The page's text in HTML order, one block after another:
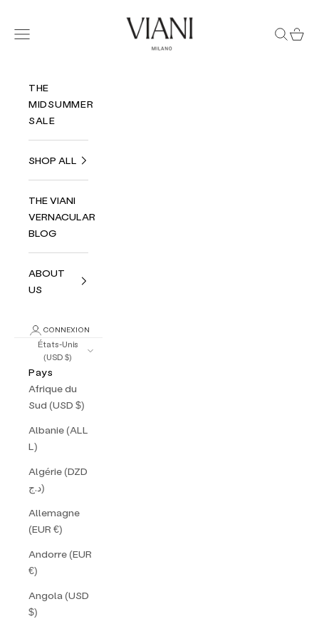
Viani Milano
Menu
THE
MIDSUMMER
SALE
SHOP ALL
THE VIANI
VERNACULAR
BLOG
ABOUT
US
CONNEXION
États-Unis
(USD $)
Pays
Afrique du
Sud (USD $)
Albanie (ALL
L)
Algérie (DZD
د.ج)
Allemagne
(EUR €)
Andorre (EUR
€)
Angola (USD
$)